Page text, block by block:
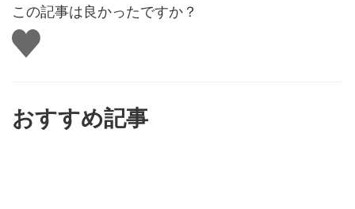
この記事は良かったですか？
い
い
おすすめ記事